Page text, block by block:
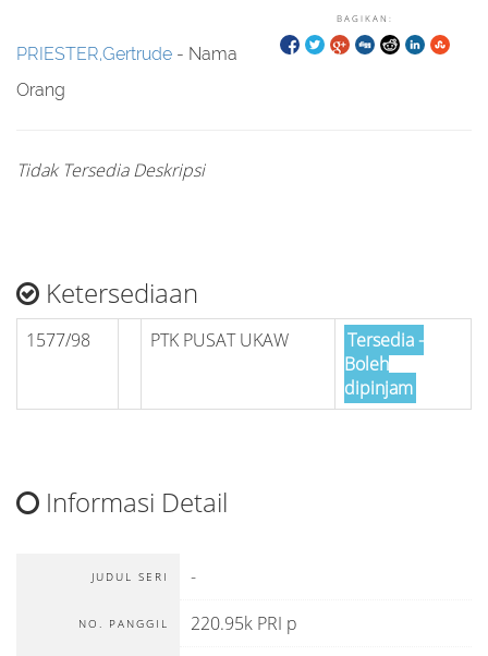
BAGIKAN:
PRIESTER,Gertrude - Nama
Orang
Tidak Tersedia Deskripsi
Ketersediaan
1577/98 PTK PUSAT UKAW
Tersedia -
Boleh
dipinjam
Informasi Detail
JUDUL SERI -
NO. PANGGIL 220.95k PRI p